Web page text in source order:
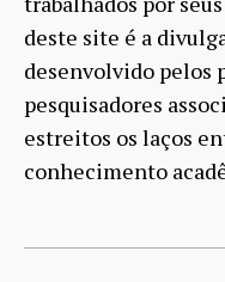
deste site é a
desenvolvido pelos
pesquisadores
estreitos os laços
conhecimento